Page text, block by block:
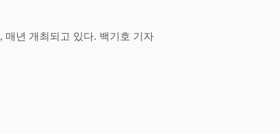
, 매년 개최되고 있다. 백기호 기자